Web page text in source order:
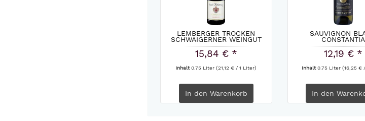
LEMBERGER TROCKEN
SCHWAIGERNER WEINGUT
GRAF...
15,84 € *
Inhalt0.75 Liter(21,12 € / 1 Liter)
In den Warenkorb
SAUVIGNON
CONSTANTIA
12,19 € *
Inhalt0.75 Liter(16,25 €
In den